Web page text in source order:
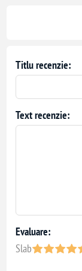
Titlu recenzie:
Text recenzie:
Evaluare:
Slab